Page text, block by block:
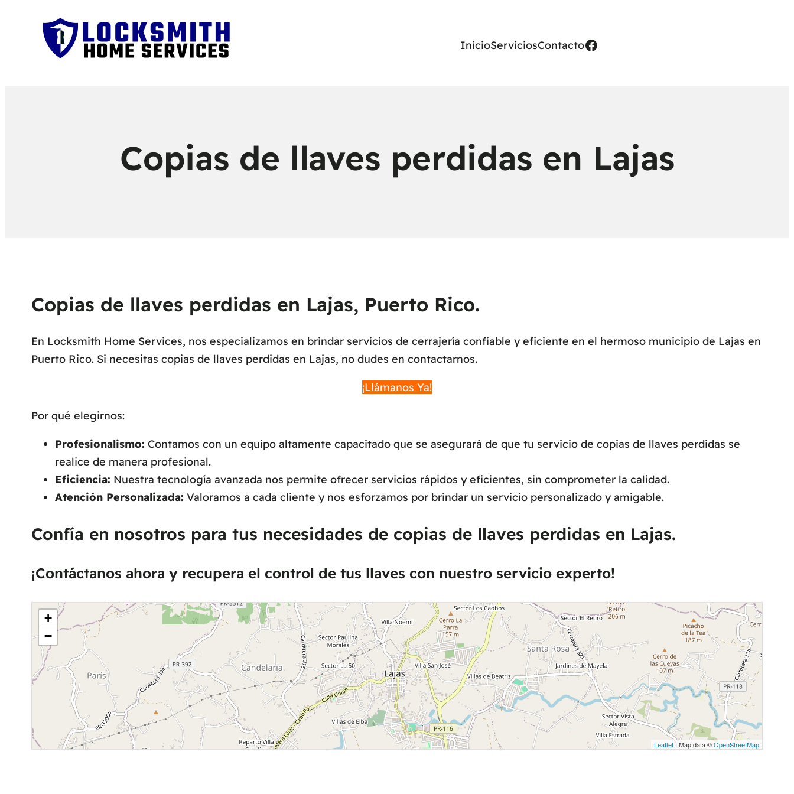
InicioServiciosContactoFacebook
Copias de llaves perdidas en Lajas
Copias de llaves perdidas en Lajas, Puerto Rico.
En Locksmith Home Services, nos especializamos en brindar servicios de cerrajería confiable y eficiente en el hermoso municipio de Lajas en
Puerto Rico. Si necesitas copias de llaves perdidas en Lajas, no dudes en contactarnos.
¡Llámanos Ya!
Por qué elegirnos:
Profesionalismo: Contamos con un equipo altamente capacitado que se asegurará de que tu servicio de copias de llaves perdidas se
realice de manera profesional.
Eficiencia: Nuestra tecnología avanzada nos permite ofrecer servicios rápidos y eficientes, sin comprometer la calidad.
Atención Personalizada: Valoramos a cada cliente y nos esforzamos por brindar un servicio personalizado y amigable.
Confía en nosotros para tus necesidades de copias de llaves perdidas en Lajas.
¡Contáctanos ahora y recupera el control de tus llaves con nuestro servicio experto!
+
−
Leaflet | Map data ©OpenStreetMap